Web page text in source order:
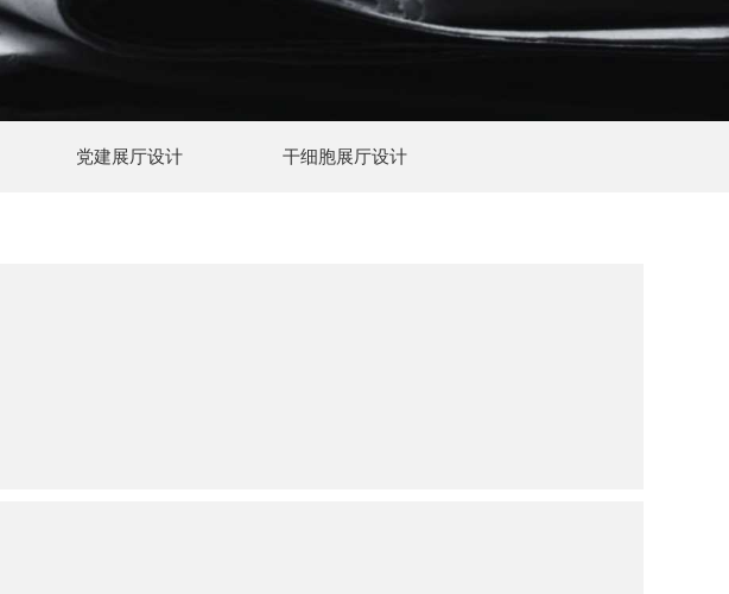
党建展厅设计 干细胞展厅设计